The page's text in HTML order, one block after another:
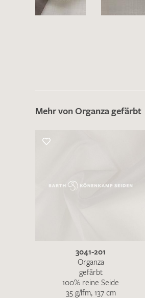
Mehr von Organza gefärbt
3041-201
Organza
gefärbt
100% reine Seide
35 g/lfm, 137 cm